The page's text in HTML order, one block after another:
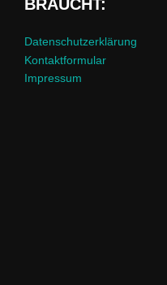
BRAUCHT:
Datenschutzerklärung
Kontaktformular
Impressum